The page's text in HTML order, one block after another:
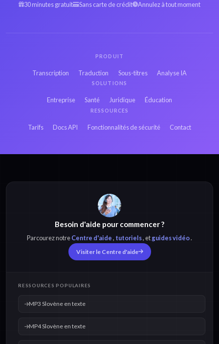
WEBA Français en
texte
WEBA Russe en
texte
M4A Slovène en
OPUS Slovène en
texte
30 minutes gratuit Sans carte de crédit Annulez à tout moment
PRODUIT
Transcription Traduction Sous-titres Analyse IA
SOLUTIONS
Entreprise Santé Juridique Éducation
RESSOURCES
Tarifs Docs API Fonctionnalités de sécurité Contact
Besoin d'aide pour commencer ?
Parcourez notreCentre d'aide, tutoriels, etguides vidéo.
Visiter le Centre d'aide
RESSOURCES POPULAIRES
MP3 Slovène en texte
MP4 Slovène en texte